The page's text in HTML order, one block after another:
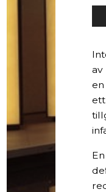
av
en